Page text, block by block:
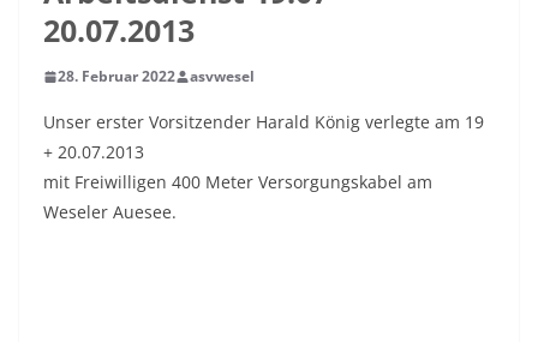
20.07.2013
28. Februar 2022 asvwesel
Unser erster Vorsitzender Harald König verlegte am 19
+ 20.07.2013
mit Freiwilligen 400 Meter Versorgungskabel am
Weseler Auesee.